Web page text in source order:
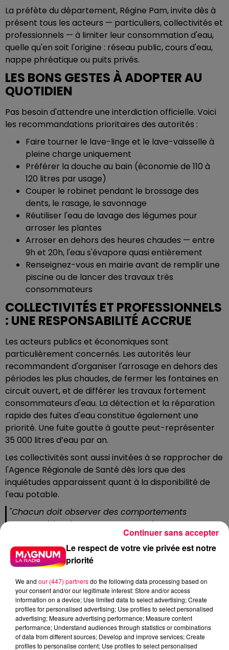
La préfète du département, Régine Pam, invite dès à
présent tous les acteurs — particuliers, collectivités et
professionnels — à limiter leur consommation d'eau,
quelle qu'en soit l'origine : réseau public, cours d'eau,
nappe phréatique ou puits privés.
LES BONS GESTES À ADOPTER AU
QUOTIDIEN
Pas besoin d'attendre une interdiction officielle. Voici
les recommandations prioritaires des autorités :
Faire tourner le lave-linge et le lave-vaisselle à
pleine charge uniquement
Préférer la douche au bain (économie de 110 à
120 litres par usage)
Couper le robinet pendant le brossage des
dents, le rasage, le savonnage
Réutiliser l'eau de lavage des légumes pour
arroser les plantes
Arroser en dehors des heures chaudes — entre
9h et 20h, l'eau s'évapore quasi entièrement
Renseignez-vous en mairie avant de remplir une
piscine ou de lancer des travaux très
consommateurs
COLLECTIVITÉS ET PROFESSIONNELS
: UNE RESPONSABILITÉ ACCRUE
Les acteurs publics et économiques sont
particulièrement concernés. Les autorités leur
recommandent d'organiser l'arrosage en dehors des
périodes les plus chaudes, de fermer les fontaines en
circuit ouvert, et de différer les travaux fortement
consommateurs d'eau. La détection et la réparation
rapide des fuites d'eau constitue également une
priorité. Une fuite goutte à goutte peut-représenter
35 000 litres d’eau par an.
Les collectivités sont aussi invitées à se rapprocher de
l'Agence Régionale de Santé dès lors que des
inquiétudes apparaissent quant à la disponibilité de
l'eau potable.
"Chacun doit observer des comportements
responsables dans sa consommation en eau. Au-
delà des économies générées, il en va de la
préservation des ressources en eau superficielle et
souterraine, essentielles à notre alimentation et à la
Haute-Marne
ET SI LA SITUATION S'AGGRAVE ?
Si la dégradation hydrologique se poursuit, des
mesures de restriction officielles pourraient être
Le respect de votre vie privée est notre
priorité
We and our (447) partnersdo the following data processing based on
your consent and/or our legitimate interest: Store and/or access
information on a device; Use limited data to select advertising; Create
profiles for personalised advertising; Use profiles to select personalised
advertising; Measure advertising performance; Measure content
performance; Understand audiences through statistics or combinations
of data from different sources; Develop and improve services; Create
profiles to personalise content; Use profiles to select personalised
Continuer sans accepter